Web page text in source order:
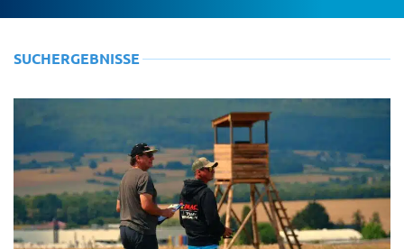
SUCHERGEBNISSE